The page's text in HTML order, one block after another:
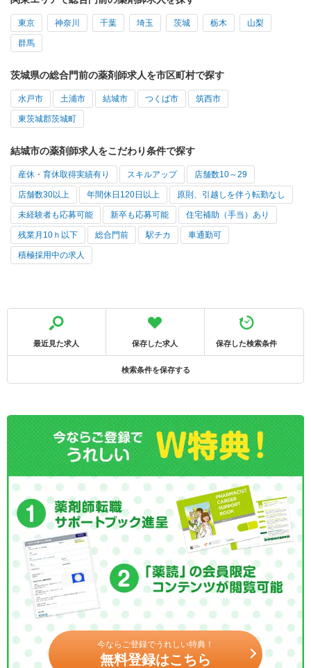
東京 神奈川 千葉 埼玉 茨城 栃木 山梨
群馬
茨城県の総合門前の薬剤師求人を市区町村で探す
水戸市 土浦市 結城市 つくば市 筑西市
東茨城郡茨城町
結城市の薬剤師求人をこだわり条件で探す
産休・育休取得実績有り スキルアップ 店舗数10～29
店舗数30以上 年間休日120日以上 原則、引越しを伴う転勤なし
未経験者も応募可能 新卒も応募可能 住宅補助（手当）あり
残業月10ｈ以下 総合門前 駅チカ 車通勤可
積極採用中の求人
最近見た求人 保存した求人 保存した検索条件
検索条件を保存する
今ならご登録でうれしい特典！
無料登録はこちら